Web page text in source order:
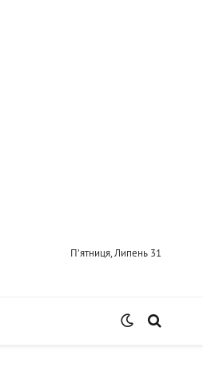
П’ятниця, Липень 31